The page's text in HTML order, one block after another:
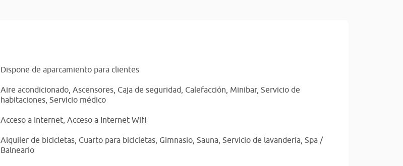
Dispone de aparcamiento para clientes
Aire acondicionado,Ascensores, Caja de seguridad, Calefacción, Minibar,Servicio de
habitaciones,Servicio médico
Acceso a Internet,Acceso a Internet Wifi
Alquiler de bicicletas, Cuarto para bicicletas, Gimnasio,Sauna,Servicio de lavandería,Spa /
Balneario